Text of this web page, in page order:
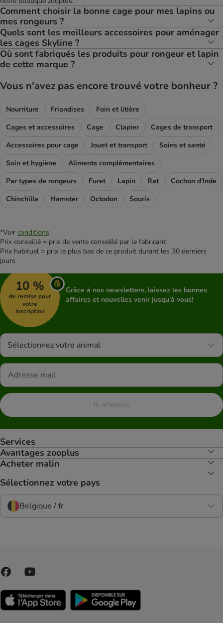
Comment choisir la bonne cage pour mes lapins ou
mes rongeurs ?
Quels sont les meilleurs accessoires pour aménager
les cages Skyline ?
Où sont fabriqués les produits pour rongeur et lapin
de cette marque ?
Vous n'avez pas encore trouvé votre bonheur ?
Nourriture Friandises
Foin et litière
Cages et accessoires
Cage Clapier
Cages de transport
Accessoires pour cage
Jouet et transport
Soins et santé
Soin et hygiène
Aliments complémentaires
Par types de rongeurs
Furet Lapin Rat
Cochon d'Inde
Chinchilla
Hamster Octodon Souris
*Voir conditions
Prix conseillé = prix de vente conseillé par le fabricant
Prix habituel = prix le plus bas de ce produit durant les 30 derniers
jours
10 %
de remise pour
votre
inscription
Grâce à nos newsletters, laissez les bonnes
affaires et nouvelles venir jusqu'à vous!
Sélectionnez votre animal
Je m'inscris
Services
Avantages zooplus
Acheter malin
Sélectionnez votre pays
Belgique / fr